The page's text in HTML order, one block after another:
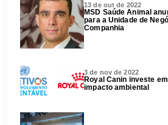
13 de out de 2022
MSD Saúde Animal
para a Unidade de
Companhia
3 de nov de 2022
Royal Canin investe
impacto ambiental